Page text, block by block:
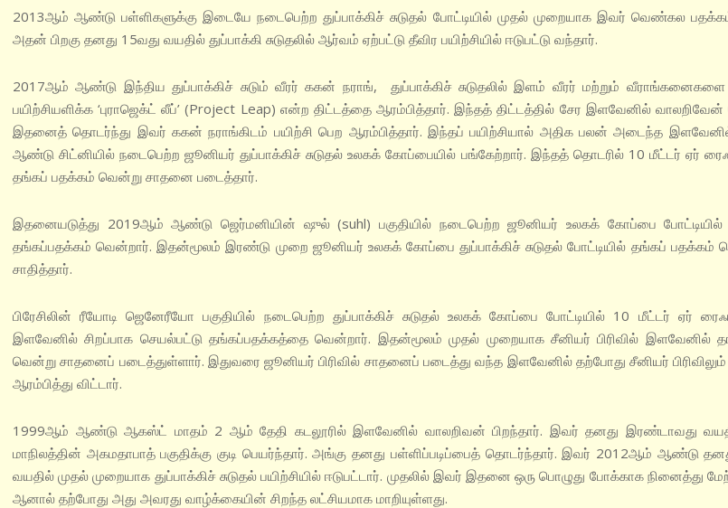
2013ஆம் ஆண்டு பள்ளிகளுக்கு இடையே நடைபெற்ற துப்பாக்கிச் சுடுதல் போட்டியில் முதல் முறையாக இவர் வெண்கல
அதன் பிறகு தனது 15வது வயதில் துப்பாக்கி சுடுதலில் ஆர்வம் ஏற்பட்டு தீவிர பயிற்சியில் ஈடுபட்டு வந்தார்.
2017ஆம் ஆண்டு இந்திய துப்பாக்கிச் சுடும் வீரர் ககன் நராங், துப்பாக்கிச் சுடுதலில் இளம் வீரர் மற்றும் வீராங்கனைகளை
பயிற்சியளிக்க ‘புராஜெக்ட் லீப்’ (Project Leap) என்ற திட்டத்தை ஆரம்பித்தார். இந்தத் திட்டத்தில் சேர இளவேனில் வாலறிவேன்
இதனைத் தொடர்ந்து இவர் ககன் நராங்கிடம் பயிற்சி பெற ஆரம்பித்தார். இந்தப் பயிற்சியால் அதிக பலன் அடைந்த
ஆண்டு சிட்னியில் நடைபெற்ற ஜூனியர் துப்பாக்கிச் சுடுதல் உலகக் கோப்பையில் பங்கேற்றார். இந்தத் தொடரில் 10 மீட்டர் ஏர்
தங்கப் பதக்கம் வென்று சாதனை படைத்தார்.
இதனையடுத்து 2019ஆம் ஆண்டு ஜெர்மனியின் ஷுல் (suhl) பகுதியில் நடைபெற்ற ஜூனியர் உலகக் கோப்பை
தங்கப்பதக்கம் வென்றார். இதன்மூலம் இரண்டு முறை ஜூனியர் உலகக் கோப்பை துப்பாக்கிச் சுடுதல் போட்டியில் தங்கப் பதக்கம்
சாதித்தார்.
பிரேசிலின் ரீயோடி ஜெனேரீயோ பகுதியில் நடைபெற்ற துப்பாக்கிச் சுடுதல் உலகக் கோப்பை போட்டியில் 10 மீட்டர் ஏர்
இளவேனில் சிறப்பாக செயல்பட்டு தங்கப்பதக்கத்தை வென்றார். இதன்மூலம் முதல் முறையாக சீனியர் பிரிவில் இளவேனில்
வென்று சாதனைப் படைத்துள்ளார். இதுவரை ஜூனியர் பிரிவில் சாதனைப் படைத்து வந்த இளவேனில் தற்போது சீனியர்
ஆரம்பித்து விட்டார்.
1999ஆம் ஆண்டு ஆகஸ்ட் மாதம் 2 ஆம் தேதி கடலூரில் இளவேனில் வாலறிவன் பிறந்தார். இவர் தனது இரண்டாவது
மாநிலத்தின் அகமதாபாத் பகுதிக்கு குடி பெயர்ந்தார். அங்கு தனது பள்ளிப்படிப்பைத் தொடர்ந்தார். இவர் 2012ஆம் ஆண்டு
வயதில் முதல் முறையாக துப்பாக்கிச் சுடுதல் பயிற்சியில் ஈடுபட்டார். முதலில் இவர் இதனை ஒரு பொழுது போக்காக நினைத்து
ஆனால் தற்போது அது அவரது வாழ்க்கையின் சிறந்த லட்சியமாக மாறியுள்ளது.